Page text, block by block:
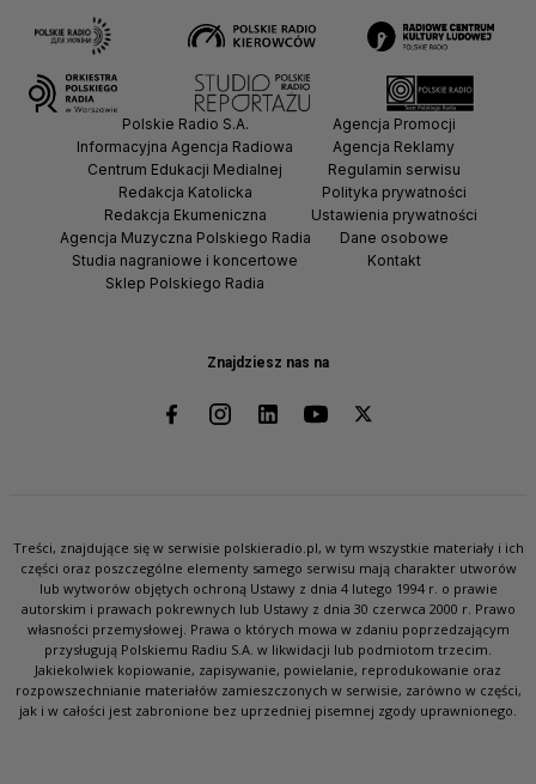
Znajdziesz nas na
Polskie Radio S.A.
Informacyjna Agencja Radiowa
Centrum Edukacji Medialnej
Redakcja Katolicka
Redakcja Ekumeniczna
Agencja Muzyczna Polskiego Radia
Studia nagraniowe i koncertowe
Sklep Polskiego Radia
Agencja Promocji
Agencja Reklamy
Regulamin serwisu
Polityka prywatności
Ustawienia prywatności
Dane osobowe
Kontakt
Treści, znajdujące się w serwisie polskieradio.pl, w tym wszystkie materiały i ich
części oraz poszczególne elementy samego serwisu mają charakter utworów
lub wytworów objętych ochroną Ustawy z dnia 4 lutego 1994 r. o prawie
autorskim i prawach pokrewnych lub Ustawy z dnia 30 czerwca 2000 r. Prawo
własności przemysłowej. Prawa o których mowa w zdaniu poprzedzającym
przysługują Polskiemu Radiu S.A. w likwidacji lub podmiotom trzecim.
Jakiekolwiek kopiowanie, zapisywanie, powielanie, reprodukowanie oraz
rozpowszechnianie materiałów zamieszczonych w serwisie, zarówno w części,
jak i w całości jest zabronione bez uprzedniej pisemnej zgody uprawnionego.